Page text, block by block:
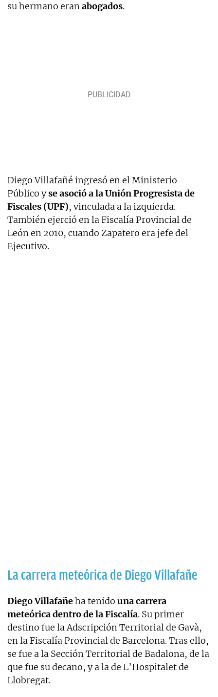
su hermano eranabogados.
Diego Villafañé ingresó en el Ministerio
Público yse asoció a la Unión Progresista de
Fiscales (UPF), vinculada a la izquierda.
También ejerció en la Fiscalía Provincial de
León en 2010, cuando Zapatero era jefe del
Ejecutivo.
La carrera meteórica de Diego Villafañe
Diego Villafañeha tenido una carrera
meteórica dentro de la Fiscalía. Su primer
destino fue la Adscripción Territorial de Gavà,
en la Fiscalía Provincial de Barcelona. Tras ello,
se fue a la Sección Territorial de Badalona, de la
que fue su decano, y a la de L’Hospitalet de
Llobregat.